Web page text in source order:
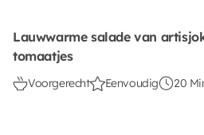
Lauwwarme salade van
tomaatjes
Voorgerecht Eenvoudig 20